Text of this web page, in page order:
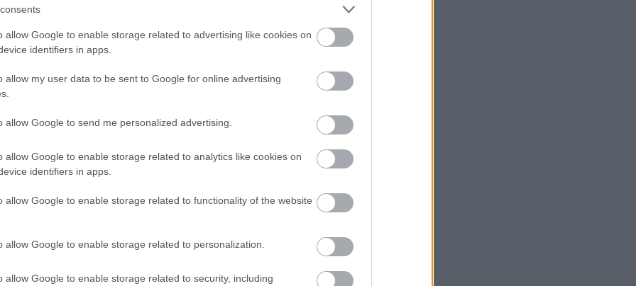
allow Google to enable storage related to advertising like cookies on
identifiers in apps.
allow my user data to be sent to Google for online advertising
allow Google to send me personalized advertising.
allow Google to enable storage related to analytics like cookies on
identifiers in apps.
allow Google to enable storage related to functionality of the website
allow Google to enable storage related to personalization.
allow Google to enable storage related to security, including
probleme? Afla solutiile pentru un
Nazalu